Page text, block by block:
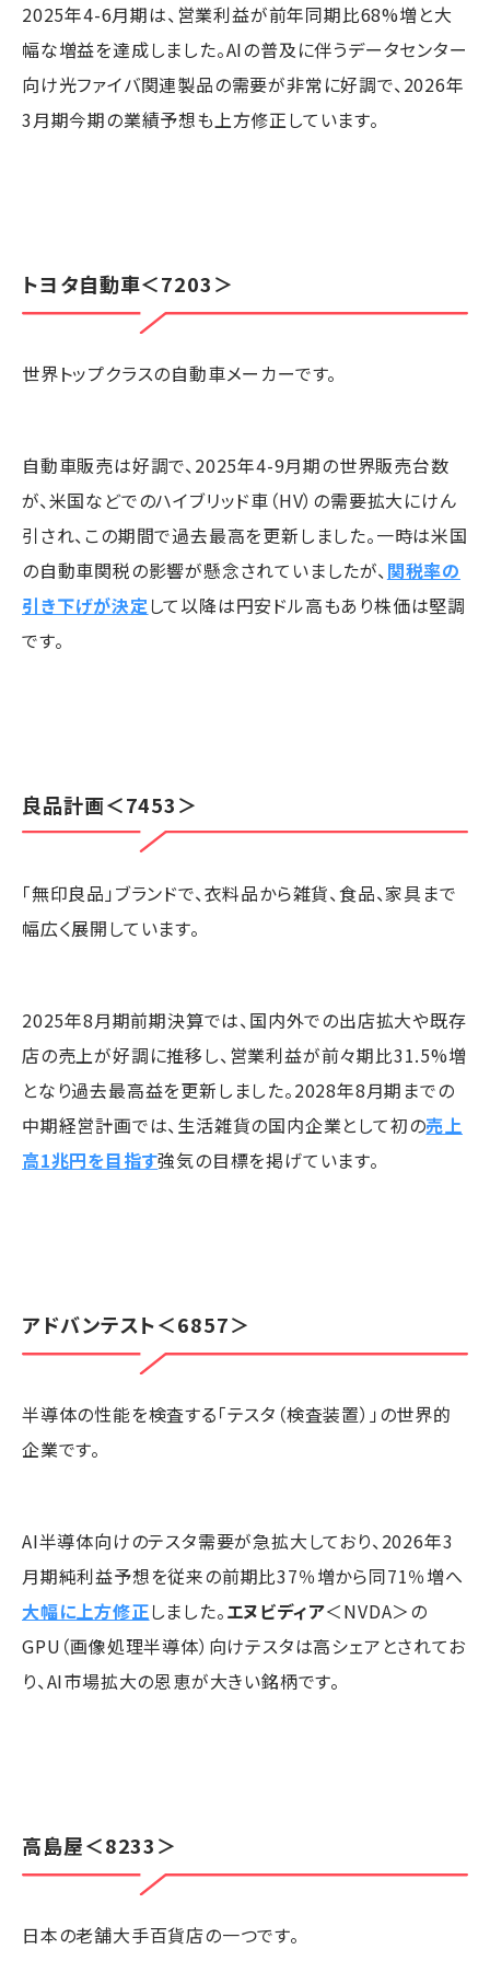
2025年4-6月期は、営業利益が前年同期比68%増と大
幅な増益を達成しました。AIの普及に伴うデータセンター
向け光ファイバ関連製品の需要が非常に好調で、2026年
3月期今期の業績予想も上方修正しています。
トヨタ自動車＜7203＞
世界トップクラスの自動車メーカーです。
自動車販売は好調で、2025年4-9月期の世界販売台数
が、米国などでのハイブリッド車（HV）の需要拡大にけん
引され、この期間で過去最高を更新しました。一時は米国
の自動車関税の影響が懸念されていましたが、関税率の
引き下げが決定して以降は円安ドル高もあり株価は堅調
です。
良品計画＜7453＞
「無印良品」ブランドで、衣料品から雑貨、食品、家具まで
幅広く展開しています。
2025年8月期前期決算では、国内外での出店拡大や既存
店の売上が好調に推移し、営業利益が前々期比31.5%増
となり過去最高益を更新しました。2028年8月期までの
中期経営計画では、生活雑貨の国内企業として初の売上
高1兆円を目指す強気の目標を掲げています。
アドバンテスト＜6857＞
半導体の性能を検査する「テスタ（検査装置）」の世界的
企業です。
AI半導体向けのテスタ需要が急拡大しており、2026年3
月期純利益予想を従来の前期比37％増から同71％増へ
大幅に上方修正しました。エヌビディア＜NVDA＞の
GPU（画像処理半導体）向けテスタは高シェアとされてお
り、AI市場拡大の恩恵が大きい銘柄です。
高島屋＜8233＞
日本の老舗大手百貨店の一つです。